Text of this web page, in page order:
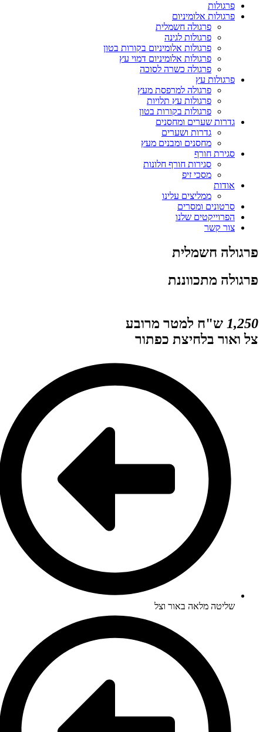
פרגולות
פרגולות אלומיניום
פרגולה חשמלית
פרגולות לגינה
פרגולות אלומיניום בקורות בטון
פרגולות אלומיניום דמוי עץ
פרגולה כשרה לסוכה
פרגולות עץ
פרגולה למרפסת מעץ
פרגולות עץ תלויות
פרגולות בקורות בטון
גדרות שערים ומחסנים
גדרות ושערים
מחסנים ומבנים מעץ
סגירת חורף
סגירות חורף חלונות
מסכי זיפ
אודות
ממליצים עלינו
סרטונים ומסרים
הפרוייקטים שלנו
צור קשר
פרגולה חשמלית
התמונות
את
סיפור
פרגולה מתכווננת
1,250ש"ח למטר מרובע
צל ואור בלחיצת כפתור
שליטה מלאה באור וצל